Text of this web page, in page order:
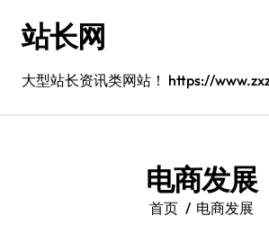
站长网
大型站长资讯类网站！ https://
电商发展
首页 电商发展